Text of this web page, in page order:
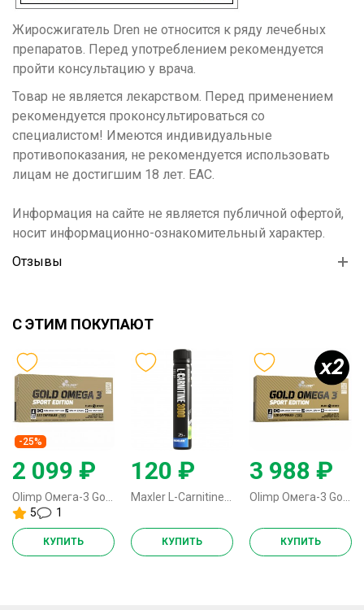
Жиросжигатель Dren не относится к ряду лечебных
препаратов. Перед употреблением рекомендуется
пройти консультацию у врача.
Товар не является лекарством. Перед применением
рекомендуется проконсультироваться со
специалистом! Имеются индивидуальные
противопоказания, не рекомендуется использовать
лицам не достигшим 18 лет. ЕАС.
Информация на сайте не является публичной офертой,
носит информационно-ознакомительный характер.
Отзывы
С ЭТИМ ПОКУПАЮТ
-25%
2 099 ₽
5
1
КУПИТЬ
120 ₽
КУПИТЬ
3 988 ₽
КУПИТЬ